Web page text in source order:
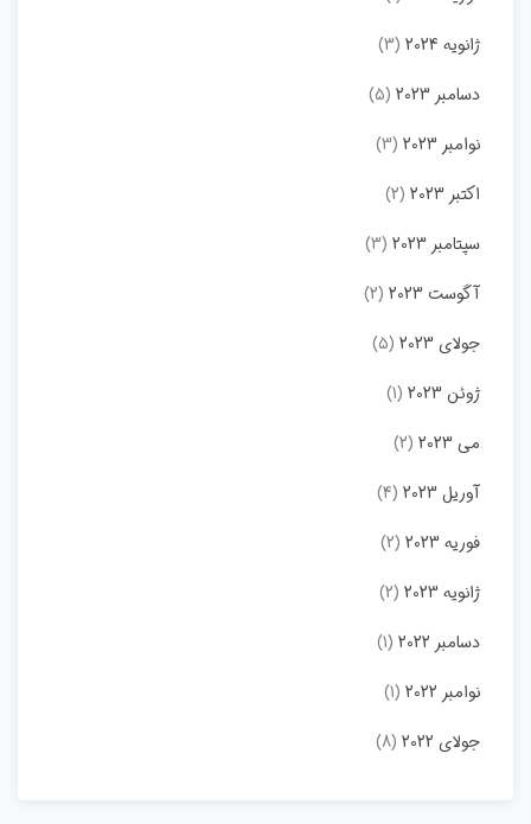
ژانویه 2024
(3)
دسامبر 2023
(5)
نوامبر 2023
(3)
اکتبر 2023
(2)
سپتامبر 2023
(3)
آگوست 2023
(2)
جولای 2023
(5)
ژوئن 2023
(1)
می 2023
(2)
آوریل 2023
(4)
فوریه 2023
(2)
ژانویه 2023
(2)
دسامبر 2022
(1)
نوامبر 2022
(1)
جولای 2022
(8)